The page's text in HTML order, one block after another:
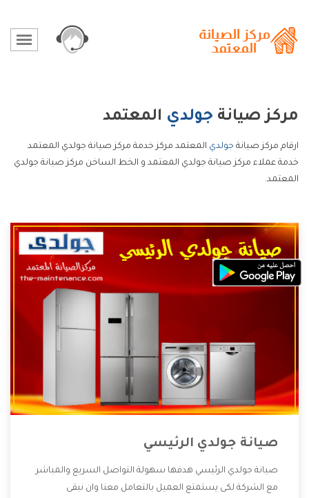
مركز صيانة جولدي المعتمد
ارقام مركز صيانة جولدي المعتمد مركز خدمة مركز صيانة جولدي المعتمد
خدمة عملاء مركز صيانة جولدي المعتمد و الخط الساخن مركز صيانة جولدي
المعتمد.
صيانة جولدي الرئيسي
صيانة جولدي الرئيسي هدفها سهولة التواصل السريع والمباشر
مع الشركة لكى يستمتع العميل بالتعامل معنا وان نبقى